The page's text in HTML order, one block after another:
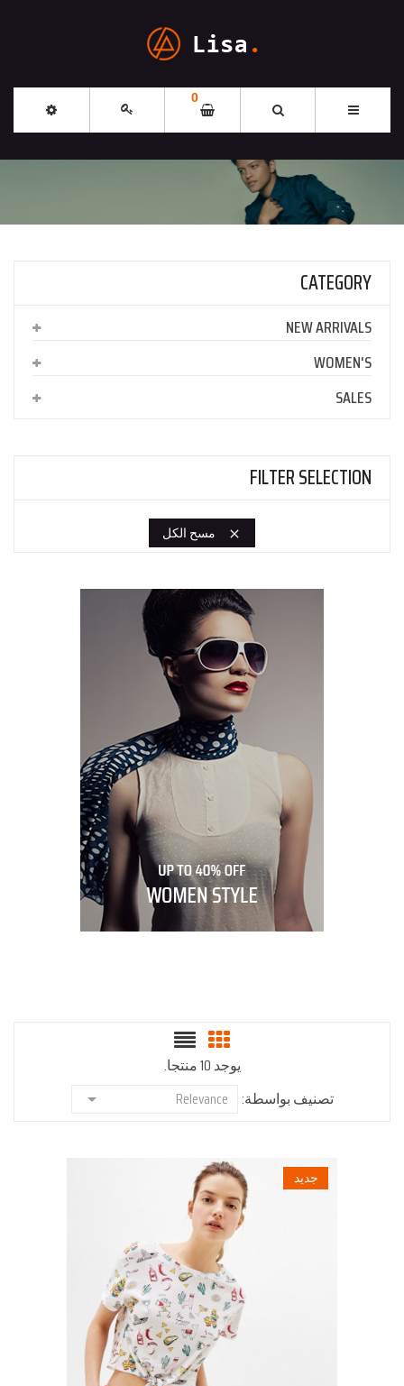
0
CATEGORY
NEW ARRIVALS
WOMEN'S
SALES
FILTER SELECTION

يوجد 10 منتجا.
تصنيف بواسطة:
Relevance

جديد